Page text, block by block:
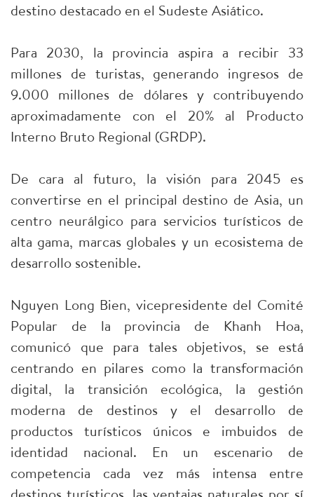
destino destacado en el Sudeste Asiático.
Para 2030, la provincia aspira a recibir 33
millones de turistas, generando ingresos de
9.000 millones de dólares y contribuyendo
aproximadamente con el 20% al Producto
Interno Bruto Regional (GRDP).
De cara al futuro, la visión para 2045 es
convertirse en el principal destino de Asia, un
centro neurálgico para servicios turísticos de
alta gama, marcas globales y un ecosistema de
desarrollo sostenible.
Nguyen Long Bien, vicepresidente del Comité
Popular de la provincia de Khanh Hoa,
comunicó que para tales objetivos, se está
centrando en pilares como la transformación
digital, la transición ecológica, la gestión
moderna de destinos y el desarrollo de
productos turísticos únicos e imbuidos de
identidad nacional. En un escenario de
competencia cada vez más intensa entre